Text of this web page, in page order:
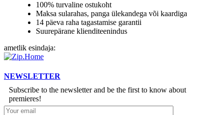
100% turvaline ostukoht
Maksa sularahas, panga ülekandega või kaardiga
14 päeva raha tagastamise garantii
Suurepärane klienditeenindus
ametlik esindaja:
NEWSLETTER
Subscribe to the newsletter and be the first to know about
premieres!